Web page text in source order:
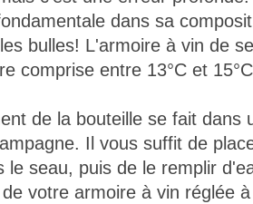
dans sa
bulles! L'armoire à vin de
comprise entre 13°C et
de la bouteille se fait dans
Il vous suffit de
le seau, puis de le remplir
votre armoire à vin réglée